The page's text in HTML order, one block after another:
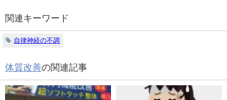
関連キーワード
自律神経の不調
体質改善の関連記事